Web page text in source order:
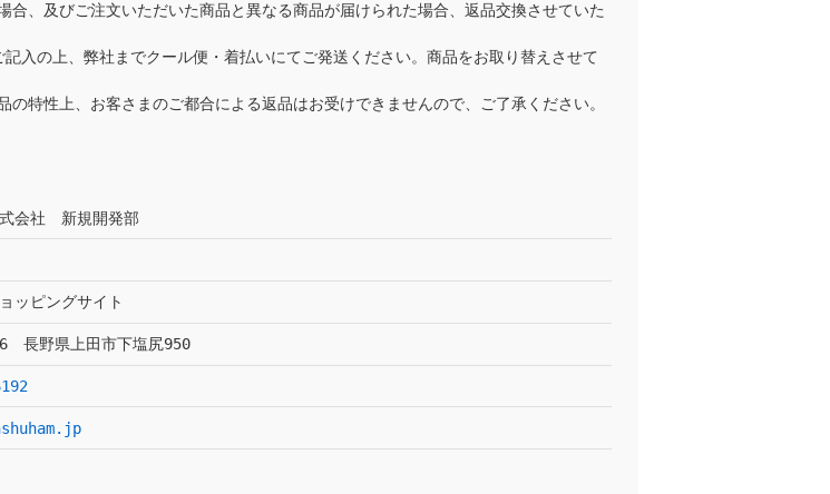
合、及びご注文いただいた商品と異なる商品が届けられた場合、返品交換させていた
入の上、弊社までクール便・着払いにてご発送ください。商品をお取り替えさせて
の特性上、お客さまのご都合による返品はお受けできませんので、ご了承ください。
会社 新規開発部
ッピングサイト
長野県上田市下塩尻950